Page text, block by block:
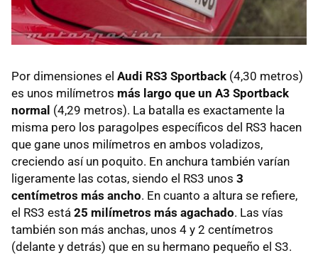
Por dimensiones el Audi RS3 Sportback (4,30 metros)
es unos milímetros más largo que un A3 Sportback
normal (4,29 metros). La batalla es exactamente la
misma pero los paragolpes específicos del RS3 hacen
que gane unos milímetros en ambos voladizos,
creciendo así un poquito. En anchura también varían
ligeramente las cotas, siendo el RS3 unos 3
centímetros más ancho. En cuanto a altura se refiere,
el RS3 está 25 milímetros más agachado. Las vías
también son más anchas, unos 4 y 2 centímetros
(delante y detrás) que en su hermano pequeño el S3.